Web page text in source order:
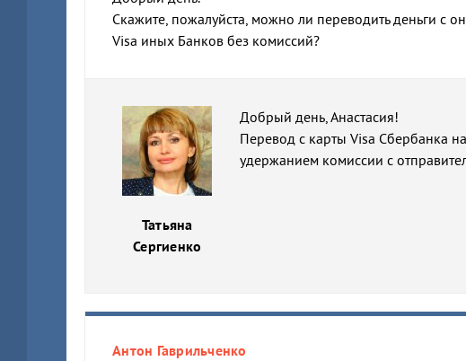
Скажите, пожалуйста, можно ли переводить деньги с
Visa иных Банков без комиссий?
Татьяна
Сергиенко
Добрый день, Анастасия!
Перевод с карты Visa Сбербанка
удержанием комиссии с
Антон Гаврильченко